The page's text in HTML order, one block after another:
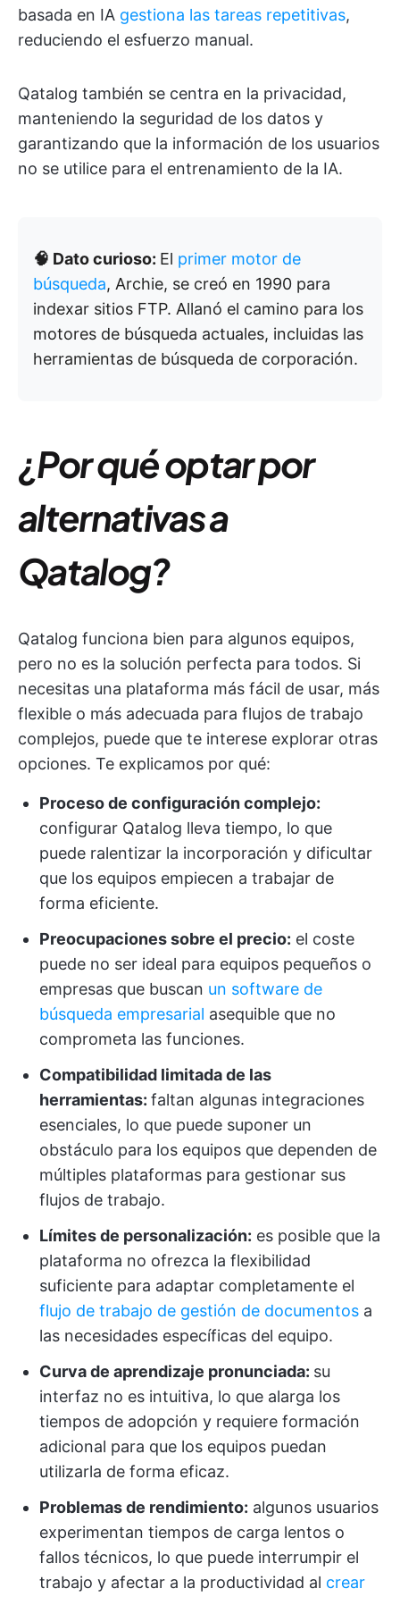
basada en IA gestiona las tareas repetitivas,
reduciendo el esfuerzo manual.
Qatalog también se centra en la privacidad,
manteniendo la seguridad de los datos y
garantizando que la información de los usuarios
no se utilice para el entrenamiento de la IA.
🧠 Dato curioso: El primer motor de
búsqueda, Archie, se creó en 1990 para
indexar sitios FTP. Allanó el camino para los
motores de búsqueda actuales, incluidas las
herramientas de búsqueda de corporación.
¿Por qué optar por
alternativas a
Qatalog?
Qatalog funciona bien para algunos equipos,
pero no es la solución perfecta para todos. Si
necesitas una plataforma más fácil de usar, más
flexible o más adecuada para flujos de trabajo
complejos, puede que te interese explorar otras
opciones. Te explicamos por qué:
Proceso de configuración complejo:
configurar Qatalog lleva tiempo, lo que
puede ralentizar la incorporación y dificultar
que los equipos empiecen a trabajar de
forma eficiente.
Preocupaciones sobre el precio: el coste
puede no ser ideal para equipos pequeños o
empresas que buscan un software de
búsqueda empresarial asequible que no
comprometa las funciones.
Compatibilidad limitada de las
herramientas: faltan algunas integraciones
esenciales, lo que puede suponer un
obstáculo para los equipos que dependen de
múltiples plataformas para gestionar sus
flujos de trabajo.
Límites de personalización: es posible que la
plataforma no ofrezca la flexibilidad
suficiente para adaptar completamente el
flujo de trabajo de gestión de documentos a
las necesidades específicas del equipo.
Curva de aprendizaje pronunciada: su
interfaz no es intuitiva, lo que alarga los
tiempos de adopción y requiere formación
adicional para que los equipos puedan
utilizarla de forma eficaz.
Problemas de rendimiento: algunos usuarios
experimentan tiempos de carga lentos o
fallos técnicos, lo que puede interrumpir el
trabajo y afectar a la productividad al crear